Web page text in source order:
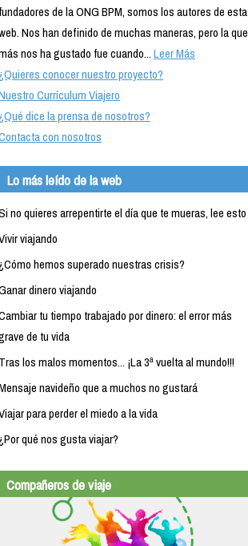
fundadores de la ONG BPM, somos los autores de esta
Nos han definido de muchas maneras, pero la que
nos ha gustado fue cuando...Leer Más
conocer nuestro proyecto?
Currículum Viajero
dice la prensa de nosotros?
con nosotros
Lo más leído de la web
no quieres arrepentirte el día que te mueras, lee esto
viajando
hemos superado nuestras crisis?
dinero viajando
tu tiempo trabajado por dinero: el error más
de tu vida
Tras los malos momentos... ¡La 3ª vuelta al mundo!!!
navideño que a muchos no gustará
para perder el miedo a la vida
qué nos gusta viajar?
Compañeros de viaje